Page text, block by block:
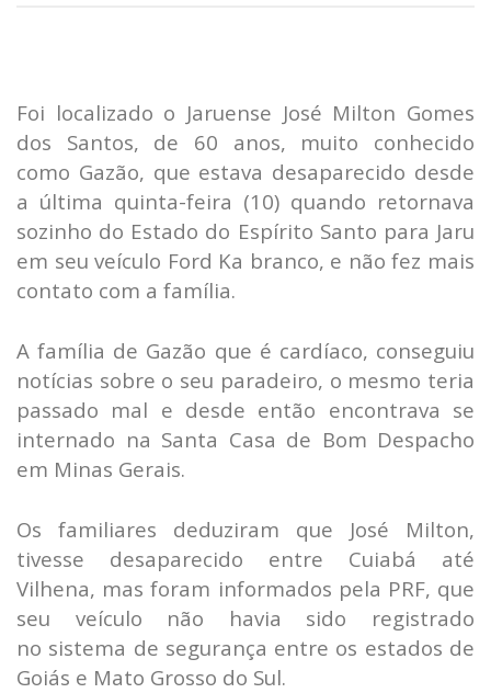
Foi localizado o Jaruense José Milton Gomes
dos Santos, de 60 anos, muito conhecido
como Gazão, que estava desaparecido desde
a última quinta-feira (10) quando retornava
sozinho do Estado do Espírito Santo para Jaru
em seu veículo Ford Ka branco, e não fez mais
contato com a família.
A família de Gazão que é cardíaco, conseguiu
notícias sobre o seu paradeiro, o mesmo teria
passado mal e desde então encontrava se
internado na Santa Casa de Bom Despacho
em Minas Gerais.
Os familiares deduziram que José Milton,
tivesse desaparecido entre Cuiabá até
Vilhena, mas foram informados pela PRF, que
seu veículo não havia sido registrado
no sistema de segurança entre os estados de
Goiás e Mato Grosso do Sul.